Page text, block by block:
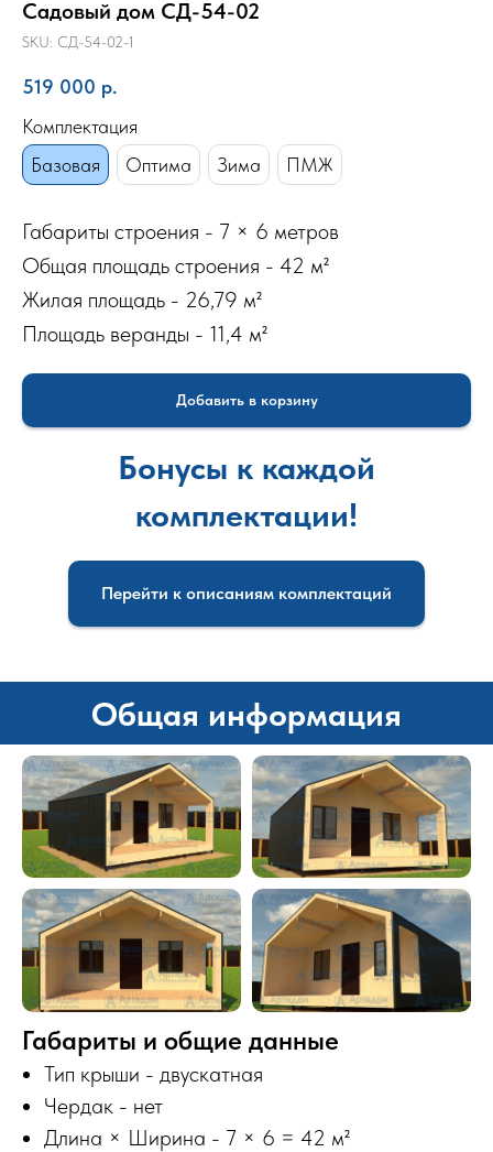
Садовый дом СД-54-02
SKU: СД-54-02-1
519 000 р.
Комплектация
Базовая
Оптима Зима ПМЖ
Габариты строения - 7 × 6 метров
Общая площадь строения - 42 м²
Жилая площадь - 26,79 м²
Площадь веранды - 11,4 м²
Добавить в корзину
Бонусы к каждой
комплектации!
Перейти к описаниям комплектаций
Общая информация
Габариты и общие данные
Тип крыши - двускатная
Чердак - нет
Длина × Ширина - 7 × 6 = 42 м²